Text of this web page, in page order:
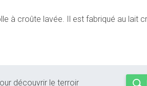
à croûte lavée. Il est fabriqué au lait
découvrir le terroir